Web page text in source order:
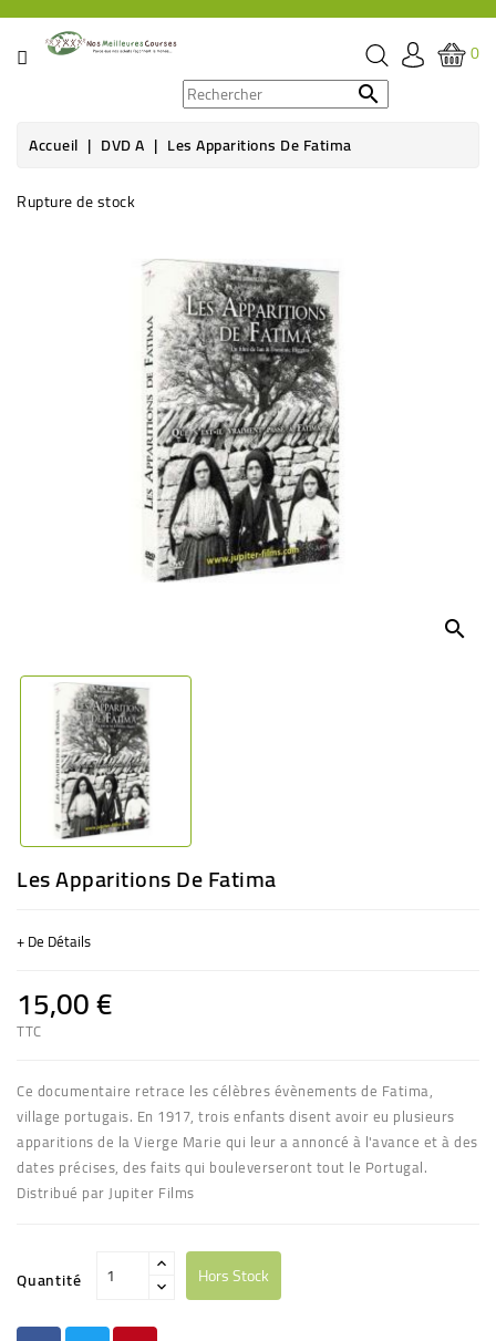
CATÉGORIE
ÉPICERIE
THÉ,
0

Accueil DVD A
Les Apparitions De Fatima
Rupture de stock
search
Les Apparitions De Fatima
+ De Détails
15,00 €
TTC
Ce documentaire retrace les célèbres évènements de Fatima,
village portugais. En 1917, trois enfants disent avoir eu plusieurs
apparitions de la Vierge Marie qui leur a annoncé à l'avance et à des
dates précises, des faits qui bouleverseront tout le Portugal.
Distribué par Jupiter Films
Quantité Hors Stock